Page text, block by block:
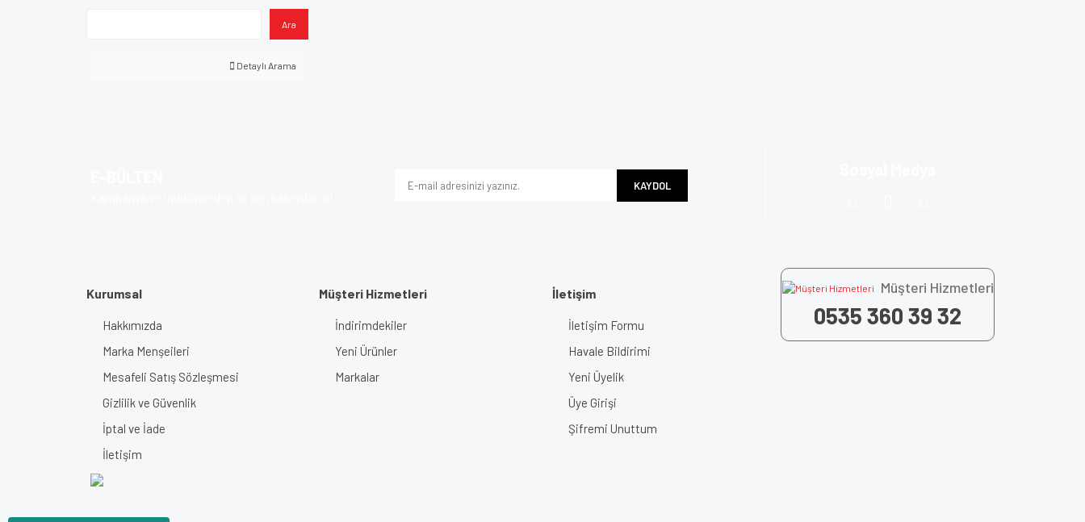
Ara
Detaylı Arama
KAYDOL
Kurumsal
Hakkımızda
Marka Menşeileri
Mesafeli Satış Sözleşmesi
Gizlilik ve Güvenlik
İptal ve İade
İletişim
Müşteri Hizmetleri
İndirimdekiler
Yeni Ürünler
Markalar
İletişim
İletişim Formu
Havale Bildirimi
Yeni Üyelik
Üye Girişi
Şifremi Unuttum
Müşteri Hizmetleri
0535 360 39 32